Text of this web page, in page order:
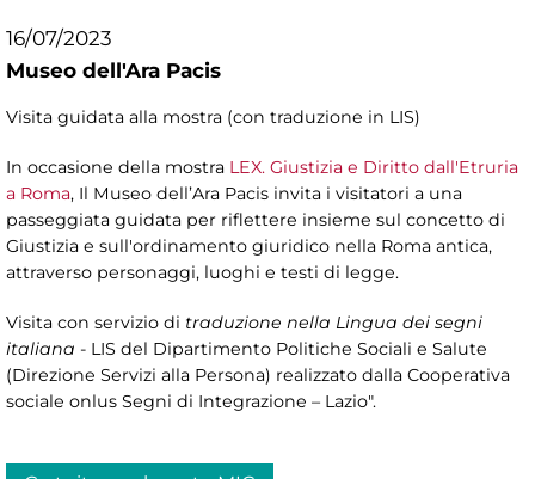
16/07/2023
Museo dell'Ara Pacis
Visita guidata alla mostra (con traduzione in LIS)
In occasione della mostra LEX. Giustizia e Diritto dall'Etruria
a Roma, Il Museo dell’Ara Pacis invita i visitatori a una
passeggiata guidata per riflettere insieme sul concetto di
Giustizia e sull'ordinamento giuridico nella Roma antica,
attraverso personaggi, luoghi e testi di legge.
Visita con servizio di traduzione nella Lingua dei segni
italiana - LIS del Dipartimento Politiche Sociali e Salute
(Direzione Servizi alla Persona) realizzato dalla Cooperativa
sociale onlus Segni di Integrazione – Lazio".